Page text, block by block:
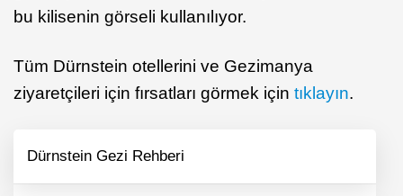
bu kilisenin görseli kullanılıyor.
Tüm Dürnstein otellerini ve Gezimanya
ziyaretçileri için fırsatları görmek için tıklayın.
Dürnstein Gezi Rehberi